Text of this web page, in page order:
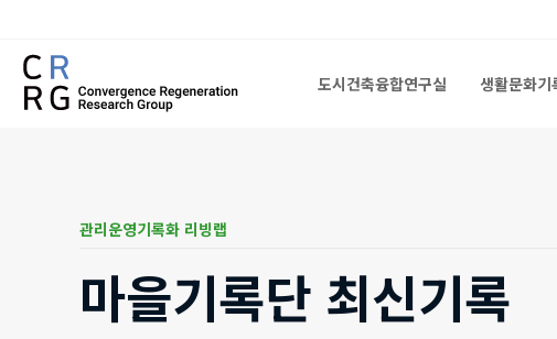
도시건축융합연구실 생활문화기
관리운영기록화 리빙랩
마을기록단 최신기록